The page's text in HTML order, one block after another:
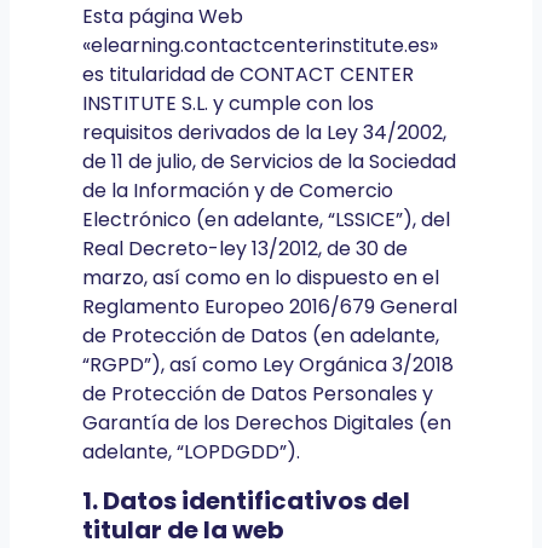
Esta página Web
«elearning.contactcenterinstitute.es»
es titularidad de CONTACT CENTER
INSTITUTE S.L. y cumple con los
requisitos derivados de la Ley 34/2002,
de 11 de julio, de Servicios de la Sociedad
de la Información y de Comercio
Electrónico (en adelante, “LSSICE”), del
Real Decreto-ley 13/2012, de 30 de
marzo, así como en lo dispuesto en el
Reglamento Europeo 2016/679 General
de Protección de Datos (en adelante,
“RGPD”), así como Ley Orgánica 3/2018
de Protección de Datos Personales y
Garantía de los Derechos Digitales (en
adelante, “LOPDGDD”).
1. Datos identificativos del
titular de la web